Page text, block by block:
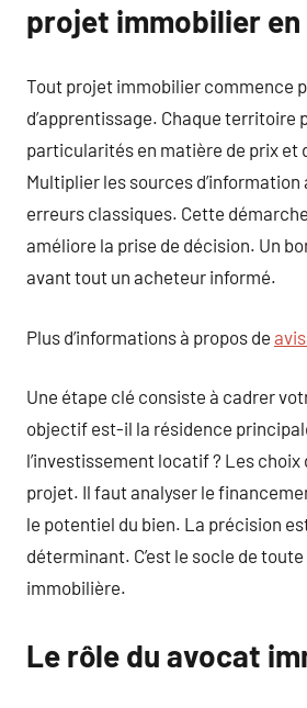
projet immobilier en
Tout projet immobilier commence
d’apprentissage. Chaque territoire
particularités en matière de prix et
Multiplier les sources d’information
erreurs classiques. Cette
améliore la prise de décision. Un
avant tout un acheteur informé.
Plus d’informations à propos de
Une étape clé consiste à cadrer
objectif est-il la résidence
l’investissement locatif ? Les
projet. Il faut analyser le
le potentiel du bien. La précision
déterminant. C’est le socle de
immobilière.
Le rôle du avocat